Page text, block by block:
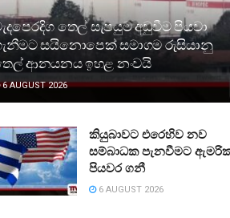
තෙල් සැපයුම අඩුවීම පියවා
සයිනොපෙක් සමාගම රුසියානු
ආනයනය ඉහළ නංවයි
6 AUGUST 2026
කියුබාවට එරෙහිව නව
සම්බාධක පැනවීමට
පියවර ගනී
6 AUGUST 2026